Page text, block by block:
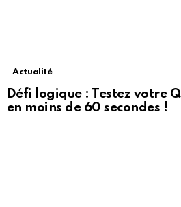
Actualité
Défi logique : Testez votre
en moins de 60 secondes !